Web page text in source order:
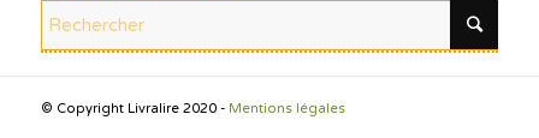
© Copyright Livralire 2020 - Mentions légales